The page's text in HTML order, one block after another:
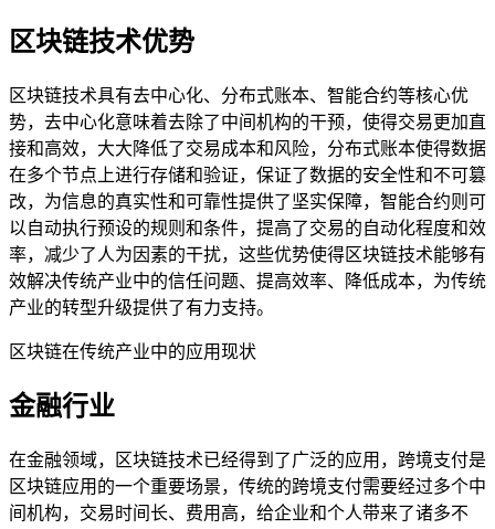
区块链技术优势
区块链技术具有去中心化、分布式账本、智能合约等核心优
势，去中心化意味着去除了中间机构的干预，使得交易更加直
接和高效，大大降低了交易成本和风险，分布式账本使得数据
在多个节点上进行存储和验证，保证了数据的安全性和不可篡
改，为信息的真实性和可靠性提供了坚实保障，智能合约则可
以自动执行预设的规则和条件，提高了交易的自动化程度和效
率，减少了人为因素的干扰，这些优势使得区块链技术能够有
效解决传统产业中的信任问题、提高效率、降低成本，为传统
产业的转型升级提供了有力支持。
区块链在传统产业中的应用现状
金融行业
在金融领域，区块链技术已经得到了广泛的应用，跨境支付是
区块链应用的一个重要场景，传统的跨境支付需要经过多个中
间机构，交易时间长、费用高，给企业和个人带来了诸多不